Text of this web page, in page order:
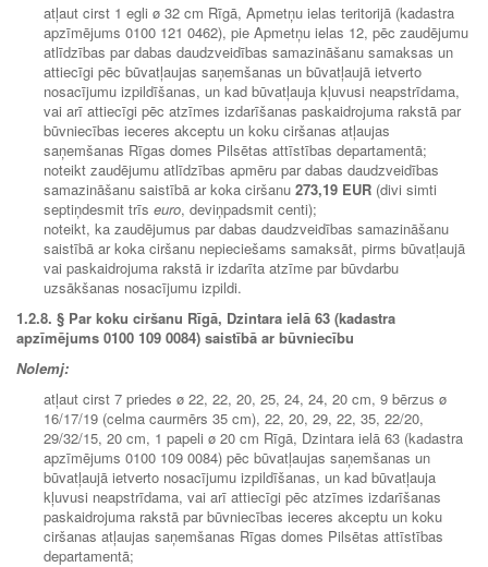
atļaut cirst 1 egli ø 32 cm Rīgā, Apmetņu ielas teritorijā (kadastra
apzīmējums 0100 121 0462), pie Apmetņu ielas 12, pēc zaudējumu
atlīdzības par dabas daudzveidības samazināšanu samaksas un
attiecīgi pēc būvatļaujas saņemšanas un būvatļaujā ietverto
nosacījumu izpildīšanas, un kad būvatļauja kļuvusi neapstrīdama,
vai arī attiecīgi pēc atzīmes izdarīšanas paskaidrojuma rakstā par
būvniecības ieceres akceptu un koku ciršanas atļaujas
saņemšanas Rīgas domes Pilsētas attīstības departamentā;
noteikt zaudējumu atlīdzības apmēru par dabas daudzveidības
samazināšanu saistībā ar koka ciršanu 273,19 EUR (divi simti
septiņdesmit trīs euro, deviņpadsmit centi);
noteikt, ka zaudējumus par dabas daudzveidības samazināšanu
saistībā ar koka ciršanu nepieciešams samaksāt, pirms būvatļaujā
vai paskaidrojuma rakstā ir izdarīta atzīme par būvdarbu
uzsākšanas nosacījumu izpildi.
1.2.8. § Par koku ciršanu Rīgā, Dzintara ielā 63 (kadastra
apzīmējums 0100 109 0084) saistībā ar būvniecību
Nolemj:
atļaut cirst 7 priedes ø 22, 22, 20, 25, 24, 24, 20 cm, 9 bērzus ø
16/17/19 (celma caurmērs 35 cm), 22, 20, 29, 22, 35, 22/20,
29/32/15, 20 cm, 1 papeli ø 20 cm Rīgā, Dzintara ielā 63 (kadastra
apzīmējums 0100 109 0084) pēc būvatļaujas saņemšanas un
būvatļaujā ietverto nosacījumu izpildīšanas, un kad būvatļauja
kļuvusi neapstrīdama, vai arī attiecīgi pēc atzīmes izdarīšanas
paskaidrojuma rakstā par būvniecības ieceres akceptu un koku
ciršanas atļaujas saņemšanas Rīgas domes Pilsētas attīstības
departamentā;